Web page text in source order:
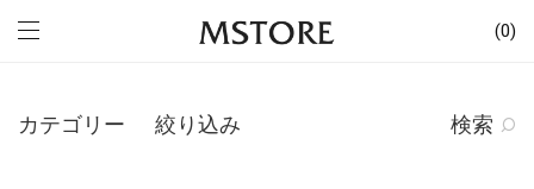
0
カテゴリー 絞り込み 検索